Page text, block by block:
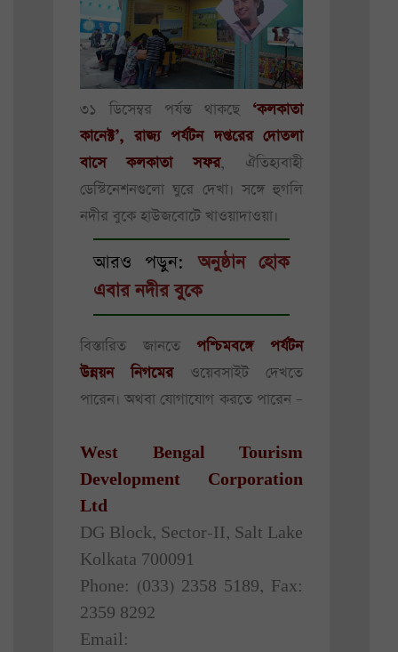
৩১ ডিসেম্বর পর্যন্ত থাকছে ‘কলকাতা
কানেক্ট’, রাজ্য পর্যটন দপ্তরের দোতলা
বাসে কলকাতা সফর, ঐতিহ্যবাহী
ডেস্টিনেশনগুলো ঘুরে দেখা। সঙ্গে হুগলি
নদীর বুকে হাউজবোটে খাওয়াদাওয়া।
আরও পড়ুন:অনুষ্ঠান হোক
এবার নদীর বুকে
বিস্তারিত জানতেপশ্চিমবঙ্গে পর্যটন
উন্নয়ন নিগমের ওয়েবসাইট দেখতে
পারেন। অথবা যোগাযোগ করতে পারেন –
West Bengal Tourism
Development Corporation
Ltd
DG Block, Sector-II, Salt Lake
Kolkata 700091
Phone: (033) 2358 5189, Fax:
2359 8292
Email: